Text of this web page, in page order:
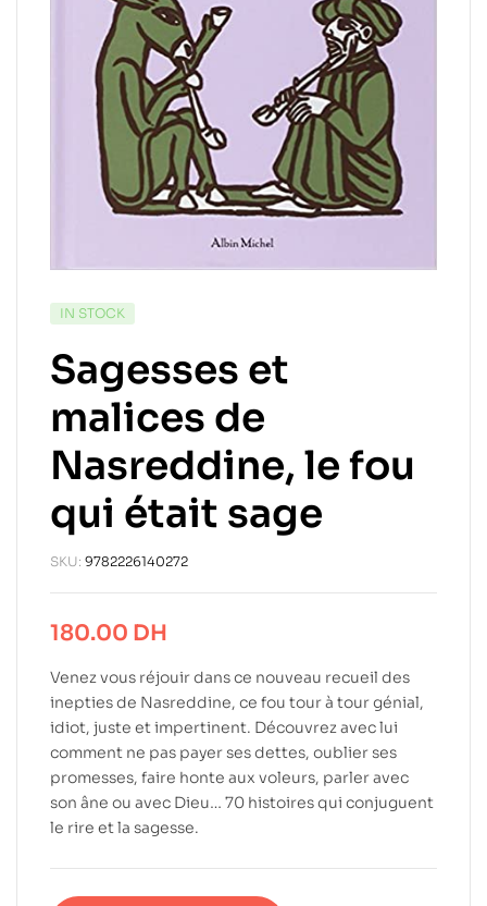
IN STOCK
Sagesses et
malices de
Nasreddine, le fou
qui était sage
SKU: 9782226140272
180.00 DH
Venez vous réjouir dans ce nouveau recueil des
inepties de Nasreddine, ce fou tour à tour génial,
idiot, juste et impertinent. Découvrez avec lui
comment ne pas payer ses dettes, oublier ses
promesses, faire honte aux voleurs, parler avec
son âne ou avec Dieu… 70 histoires qui conjuguent
le rire et la sagesse.